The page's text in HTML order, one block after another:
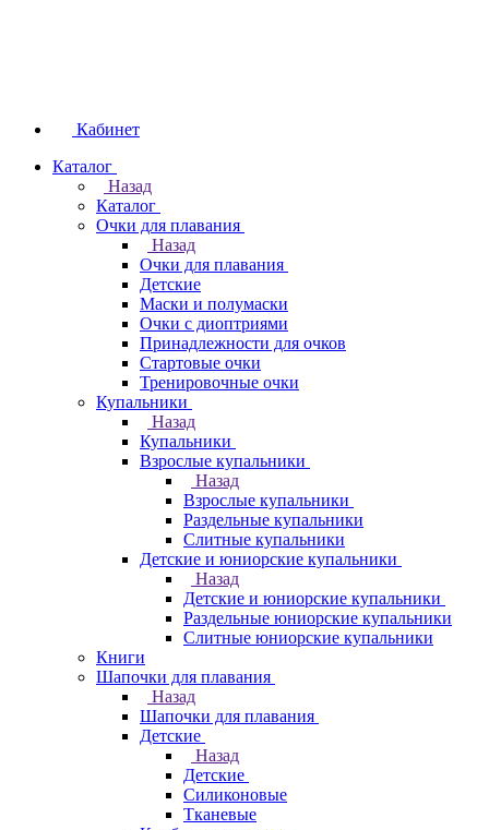
Кабинет
Каталог
Назад
Каталог
Очки для плавания
Назад
Очки для плавания
Детские
Маски и полумаски
Очки с диоптриями
Принадлежности для очков
Стартовые очки
Тренировочные очки
Купальники
Назад
Купальники
Взрослые купальники
Назад
Взрослые купальники
Раздельные купальники
Слитные купальники
Детские и юниорские купальники
Назад
Детские и юниорские купальники
Раздельные юниорские купальники
Слитные юниорские купальники
Книги
Шапочки для плавания
Назад
Шапочки для плавания
Детские
Назад
Детские
Силиконовые
Тканевые